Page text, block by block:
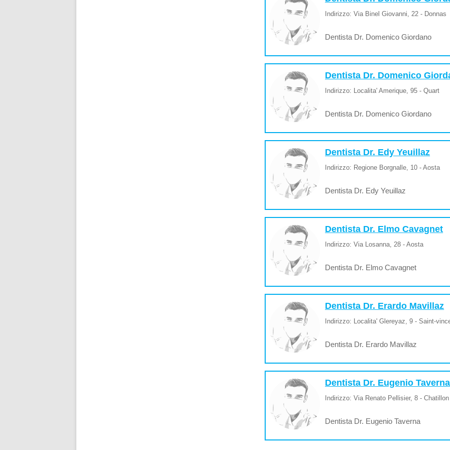
Indirizzo: Via Binel Giovanni, 22 - Donnas
Dentista Dr. Domenico Giordano
Dentista Dr. Domenico
Indirizzo: Localita' Amerique, 95 - Quart
Dentista Dr. Domenico Giordano
Dentista Dr. Edy Yeuillaz
Indirizzo: Regione Borgnalle, 10 - Aosta
Dentista Dr. Edy Yeuillaz
Dentista Dr. Elmo Cavagnet
Indirizzo: Via Losanna, 28 - Aosta
Dentista Dr. Elmo Cavagnet
Dentista Dr. Erardo Mavillaz
Indirizzo: Localita' Glereyaz, 9 - Saint-
Dentista Dr. Erardo Mavillaz
Dentista Dr. Eugenio Taverna
Indirizzo: Via Renato Pellisier, 8 - Chatillon
Dentista Dr. Eugenio Taverna